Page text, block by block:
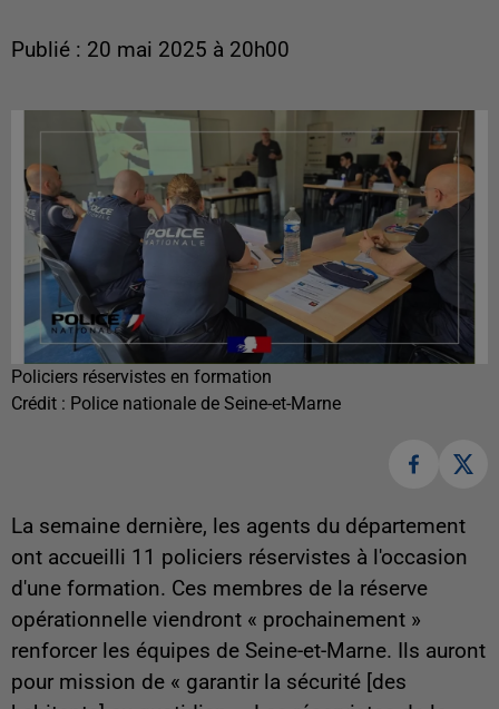
Publié : 20 mai 2025 à 20h00
Policiers réservistes en formation
Crédit : Police nationale de Seine-et-Marne
La semaine dernière, les agents du département
ont accueilli 11 policiers réservistes à l'occasion
d'une formation. Ces membres de la réserve
opérationnelle viendront « prochainement »
renforcer les équipes de Seine-et-Marne. Ils auront
pour mission de « garantir la sécurité [des